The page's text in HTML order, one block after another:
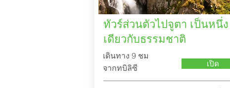
ทัวร์ส่วนตัวไปจูตา เป็นหนึ่ง
เดียวกับธรรมชาติ
เดินทาง 9 ชม
จากทบิลิซี เปิด